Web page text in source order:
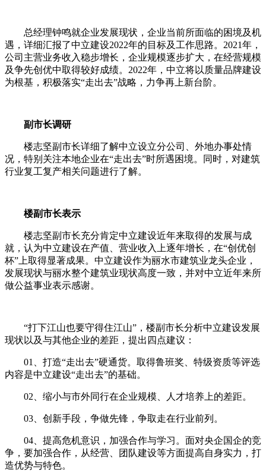
总经理钟鸣就企业发展现状，企业当前所面临的困境及机
遇，详细汇报了中立建设2022年的目标及工作思路。2021年，
公司主营业务收入稳步增长，企业规模逐步扩大，在经营规模
及争先创优中取得较好成绩。2022年，中立将以质量品牌建设
为根基，积极落实“走出去”战略，力争再上新台阶。
副市长调研
楼志坚副市长详细了解中立设立分公司、外地办事处情
况，特别关注本地企业在“走出去”时所遇困境。同时，对建筑
行业复工复产相关问题进行了解。
楼副市长表示
楼志坚副市长充分肯定中立建设近年来取得的发展与成
就，认为中立建设在产值、营业收入上逐年增长，在“创优创
杯”上取得显著成果。中立建设作为丽水市建筑业龙头企业，
发展现状与丽水整个建筑业现状高度一致，并对中立近年来所
做公益事业表示感谢。
“打下江山也要守得住江山”，楼副市长分析中立建设发展
现状以及与其他企业的差距，提出四点建议：
01、打造“走出去”硬通货。取得鲁班奖、特级资质等评选
内容是中立建设“走出去”的基础。
02、缩小与市外同行在企业规模、人才培养上的差距。
03、创新手段，争做先锋，争取走在行业前列。
04、提高危机意识，加强合作与学习。面对央企国企的竞
争，要加强合作，从经营、团队建设等方面提高自身实力，打
造优势与特色。